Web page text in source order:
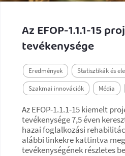
Az EFOP-1.1.1-15
tevékenysége
Eredmények Statisztikák és
Szakmai innovációk Média
Az EFOP-1.1.1-15 kiemelt
tevékenysége 7,5 éven
hazai foglalkozási
alábbi linkekre kattintva
tevékenységének részletes